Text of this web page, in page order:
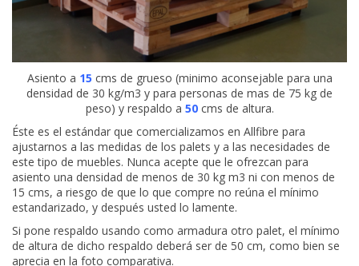
Asiento a 15 cms de grueso (minimo aconsejable para una
densidad de 30 kg/m3 y para personas de mas de 75 kg de
peso) y respaldo a 50cms de altura.
Éste es el estándar que comercializamos en Allfibre para
ajustarnos a las medidas de los palets y a las necesidades de
este tipo de muebles. Nunca acepte que le ofrezcan para
asiento una densidad de menos de 30 kg m3 ni con menos de
15 cms, a riesgo de que lo que compre no reúna el mínimo
estandarizado, y después usted lo lamente.
Si pone respaldo usando como armadura otro palet, el mínimo
de altura de dicho respaldo deberá ser de 50 cm, como bien se
aprecia en la foto comparativa.